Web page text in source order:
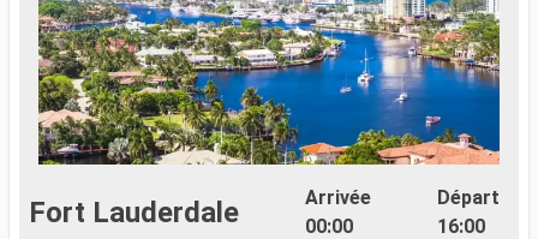
Fort Lauderdale
Arrivée
00:00
Départ
16:00